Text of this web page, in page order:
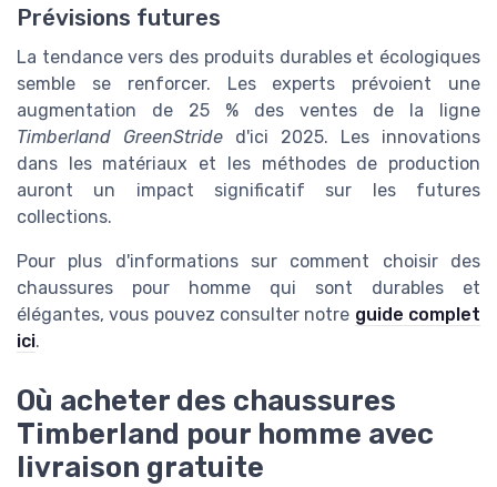
Prévisions futures
La tendance vers des produits durables et écologiques
semble se renforcer. Les experts prévoient une
augmentation de 25 % des ventes de la ligne
Timberland GreenStride d'ici 2025. Les innovations
dans les matériaux et les méthodes de production
auront un impact significatif sur les futures
collections.
Pour plus d'informations sur comment choisir des
chaussures pour homme qui sont durables et
élégantes, vous pouvez consulter notre guide complet
ici.
Où acheter des chaussures
Timberland pour homme avec
livraison gratuite